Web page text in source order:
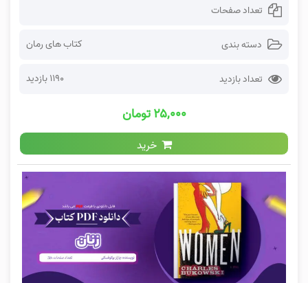
تعداد صفحات
دسته بندی کتاب های رمان
تعداد بازدید 1190 بازدید
۲۵,۰۰۰ تومان
خرید